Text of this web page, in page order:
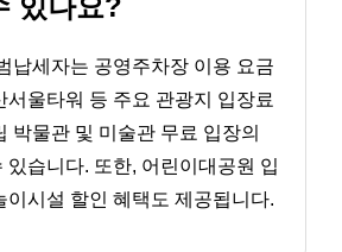
있나요?
납세자는 공영주차장 이용 요금
서울타워 등 주요 관광지 입장료
박물관 및 미술관 무료 입장의
있습니다. 또한, 어린이대공원 입
이시설 할인 혜택도 제공됩니다.